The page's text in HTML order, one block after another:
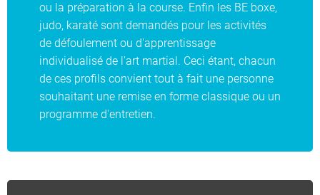
ou la préparation à la course. Enfin les BE boxe,
judo, karaté sont demandés pour les activités
de défoulement ou d'apprentissage
individualisé de l'art martial. Ceci étant, chacun
de ces profils convient tout à fait une personne
souhaitant une remise en forme classique ou un
programme d'entretien.